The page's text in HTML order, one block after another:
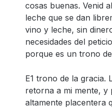
cosas buenas. Venid
leche que se dan
vino y leche, sin
necesidades del
porque es un trono
E1 trono de la gracia.
retorna a mi mente, y
altamente placentera